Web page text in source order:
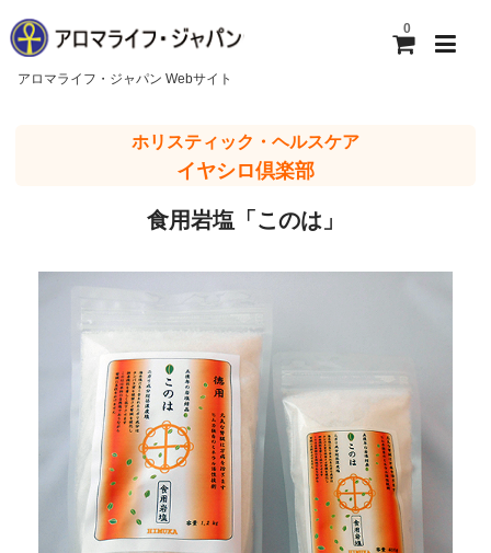
0
アロマライフ・ジャパン Webサイト
アロマライフ・ジャパンについて
ホリスティック・ヘルスケア
イヤシロ倶楽部
食用岩塩「このは」